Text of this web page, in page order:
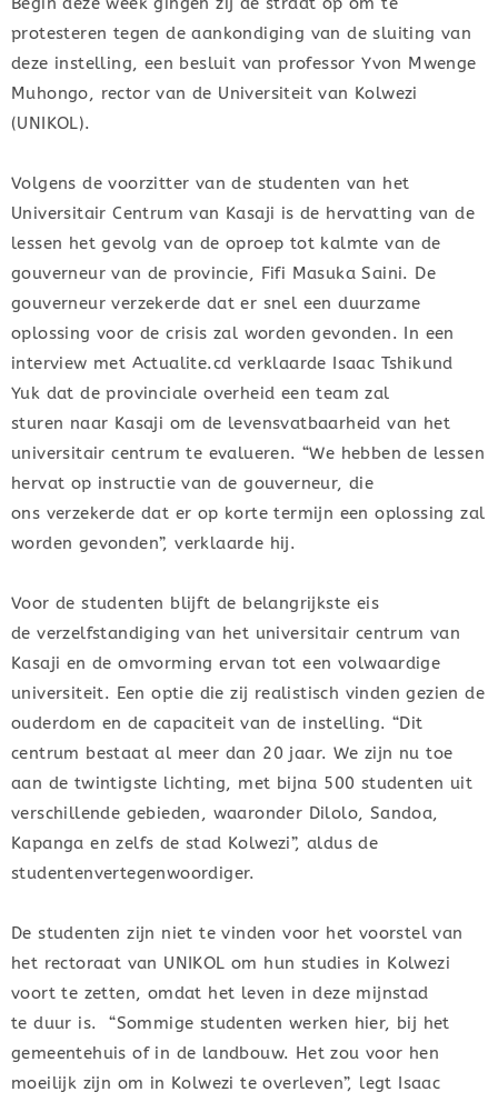
protesteren tegen de aankondiging van de sluiting van
deze instelling, een besluit van professor Yvon Mwenge
Muhongo, rector van de Universiteit van Kolwezi
(UNIKOL).
Volgens de voorzitter van de studenten van het
Universitair Centrum van Kasaji is de hervatting van de
lessen het gevolg van de oproep tot kalmte van de
gouverneur van de provincie, Fifi Masuka Saini. De
gouverneur verzekerde dat er snel een duurzame
oplossing voor de crisis zal worden gevonden. In een
interview met Actualite.cd verklaarde Isaac Tshikund
Yuk dat de provinciale overheid een team zal
sturen naar Kasaji om de levensvatbaarheid van het
universitair centrum te evalueren. “We hebben de lessen
hervat op instructie van de gouverneur, die
ons verzekerde dat er op korte termijn een oplossing zal
worden gevonden”, verklaarde hij.
Voor de studenten blijft de belangrijkste eis
de verzelfstandiging van het universitair centrum van
Kasaji en de omvorming ervan tot een volwaardige
universiteit. Een optie die zij realistisch vinden gezien de
ouderdom en de capaciteit van de instelling. “Dit
centrum bestaat al meer dan 20 jaar. We zijn nu toe
aan de twintigste lichting, met bijna 500 studenten uit
verschillende gebieden, waaronder Dilolo, Sandoa,
Kapanga en zelfs de stad Kolwezi”, aldus de
studentenvertegenwoordiger.
De studenten zijn niet te vinden voor het voorstel van
het rectoraat van UNIKOL om hun studies in Kolwezi
voort te zetten, omdat het leven in deze mijnstad
te duur is. “Sommige studenten werken hier, bij het
gemeentehuis of in de landbouw. Het zou voor hen
moeilijk zijn om in Kolwezi te overleven”, legt Isaac